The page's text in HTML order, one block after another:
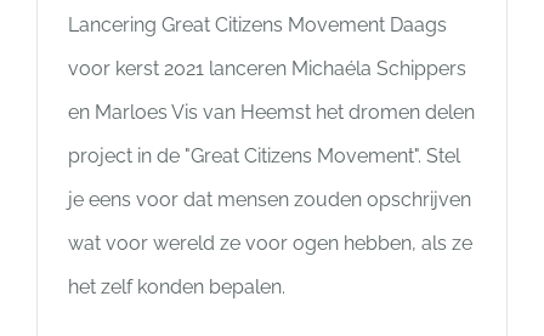
Lancering Great Citizens Movement Daags
voor kerst 2021 lanceren Michaéla Schippers
en Marloes Vis van Heemst het dromen delen
project in de "Great Citizens Movement". Stel
je eens voor dat mensen zouden opschrijven
wat voor wereld ze voor ogen hebben, als ze
het zelf konden bepalen.